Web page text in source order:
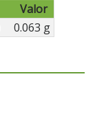
Valor
0.063 g